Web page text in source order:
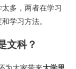
多，两者在学习
学习方法。
文科？